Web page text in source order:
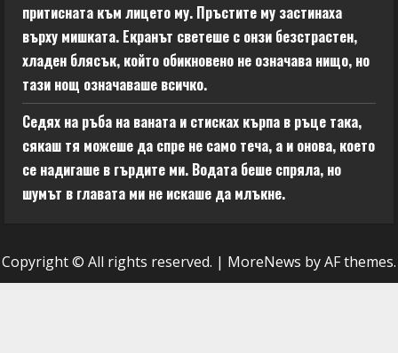
притисната към лицето му. Пръстите му застинаха
върху мишката. Екранът светеше с онзи безстрастен,
хладен блясък, който обикновено не означава нищо, но
тази нощ означаваше всичко.
Седях на ръба на ваната и стисках кърпа в ръце така,
сякаш тя можеше да спре не само теча, а и онова, което
се надигаше в гърдите ми. Водата беше спряла, но
шумът в главата ми не искаше да млъкне.
Copyright © All rights reserved. | MoreNews by AF themes.